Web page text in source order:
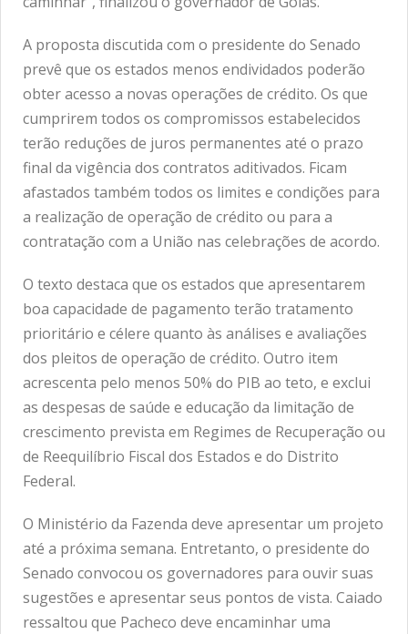
A proposta discutida com o presidente do Senado
prevê que os estados menos endividados poderão
obter acesso a novas operações de crédito. Os que
cumprirem todos os compromissos estabelecidos
terão reduções de juros permanentes até o prazo
final da vigência dos contratos aditivados. Ficam
afastados também todos os limites e condições para
a realização de operação de crédito ou para a
contratação com a União nas celebrações de acordo.
O texto destaca que os estados que apresentarem
boa capacidade de pagamento terão tratamento
prioritário e célere quanto às análises e avaliações
dos pleitos de operação de crédito. Outro item
acrescenta pelo menos 50% do PIB ao teto, e exclui
as despesas de saúde e educação da limitação de
crescimento prevista em Regimes de Recuperação ou
de Reequilíbrio Fiscal dos Estados e do Distrito
Federal.
O Ministério da Fazenda deve apresentar um projeto
até a próxima semana. Entretanto, o presidente do
Senado convocou os governadores para ouvir suas
sugestões e apresentar seus pontos de vista. Caiado
ressaltou que Pacheco deve encaminhar uma